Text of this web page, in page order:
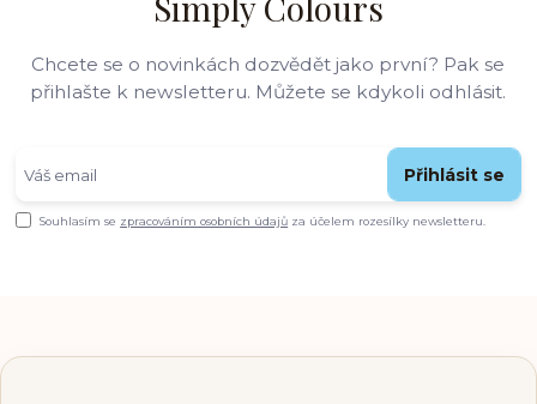
Chcete se o novinkách dozvědět jako první? Pak se
přihlašte k newsletteru. Můžete se kdykoli odhlásit.
Přihlásit se
Souhlasím se zpracováním osobních údajů za účelem rozesílky newsletteru.